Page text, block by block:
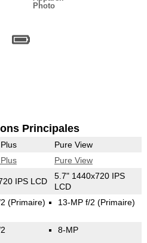
Photo
Principales
Pure View
Pure View
IPS LCD
5.7" 1440x720 IPS
LCD
(Primaire) 13-MP f/2 (Primaire)
8-MP